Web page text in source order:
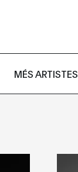
MÉS ARTISTES